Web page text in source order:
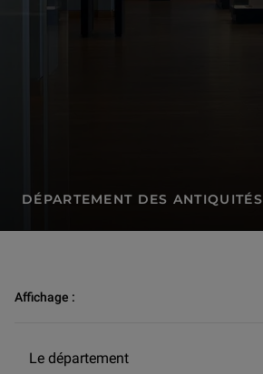
DÉPARTEMENT DES
Affichage :
Le département